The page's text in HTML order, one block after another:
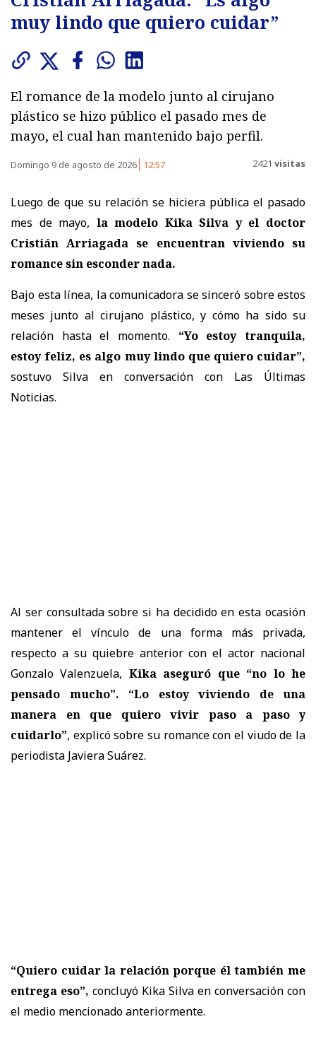
muy lindo que quiero cuidar”
El romance de la modelo junto al cirujano
plástico se hizo público el pasado mes de
mayo, el cual han mantenido bajo perfil.
Domingo 9 de agosto de 2026 12:57 2421 visitas
Luego de que su relación se hiciera pública el pasado
mes de mayo, la modelo Kika Silva y el doctor
Cristián Arriagada se encuentran viviendo su
romance sin esconder nada.
Bajo esta línea, la comunicadora se sinceró sobre estos
meses junto al cirujano plástico, y cómo ha sido su
relación hasta el momento. “Yo estoy tranquila,
estoy feliz, es algo muy lindo que quiero cuidar”,
sostuvo Silva en conversación con Las Últimas
Noticias.
Al ser consultada sobre si ha decidido en esta ocasión
mantener el vínculo de una forma más privada,
respecto a su quiebre anterior con el actor nacional
Gonzalo Valenzuela, Kika aseguró que “no lo he
pensado mucho”. “Lo estoy viviendo de una
manera en que quiero vivir paso a paso y
cuidarlo”, explicó sobre su romance con el viudo de la
periodista Javiera Suárez.
“Quiero cuidar la relación porque él también me
entrega eso”, concluyó Kika Silva en conversación con
el medio mencionado anteriormente.